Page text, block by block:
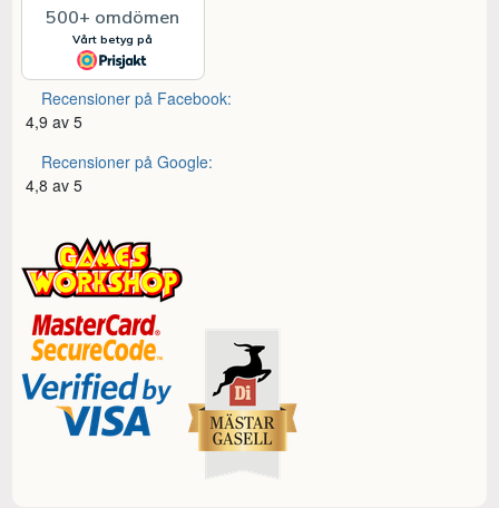
Recensioner på Facebook:
4,9 av 5
Recensioner på Google:
4,8 av 5